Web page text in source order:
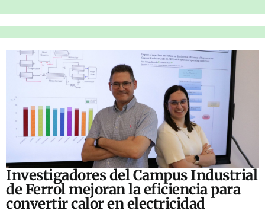
Investigadores del Campus Industrial
de Ferrol mejoran la eficiencia para
convertir calor en electricidad